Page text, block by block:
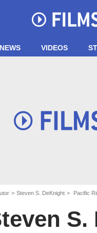
NEWS VIDEOS
Steven S. DeKnight Pacific